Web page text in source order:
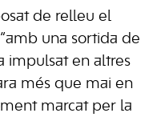
de relleu el
una sortida de
impulsat en altres
més que mai en
marcat per la